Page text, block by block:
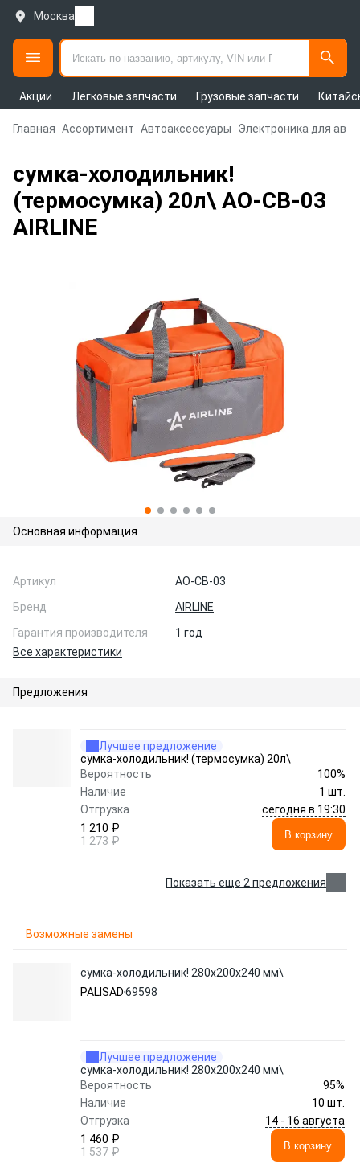
Москва
Акции Легковые запчасти Грузовые запчасти
Главная Ассортимент Автоаксессуары Электроника для
сумка-холодильник!
(термосумка) 20л\ AO-CB-03
AIRLINE
Основная информация
Артикул
AO-CB-03
Бренд
AIRLINE
Гарантия производителя
1 год
Все характеристики
Предложения
Лучшее предложение
сумка-холодильник! (термосумка) 20л\
Вероятность
100%
Наличие
1 шт.
Отгрузка
сегодня в 19:30
1 210 ₽
1 273 ₽
В корзину
Показать еще 2 предложения
Возможные замены
сумка-холодильник! 280х200х240 мм\
PALISAD69598
Лучшее предложение
сумка-холодильник! 280х200х240 мм\
Вероятность
95%
Наличие
10 шт.
Отгрузка
14 - 16 августа
1 460 ₽
1 537 ₽
В корзину